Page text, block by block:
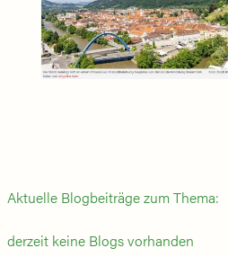
Aktuelle Blogbeiträge zum Thema:
derzeit keine Blogs vorhanden